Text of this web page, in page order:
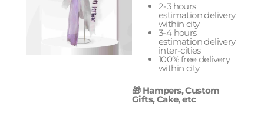
2-3 hours
estimation delivery
within city
3-4 hours
estimation delivery
inter-cities
100% free delivery
within city
🎁 Hampers, Custom
Gifts, Cake, etc